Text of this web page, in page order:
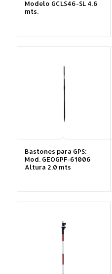
Modelo GCLS46-SL 4.6
mts.
Bastones para GPS:
Mod. GEOGPF-61006
Altura 2.0 mts